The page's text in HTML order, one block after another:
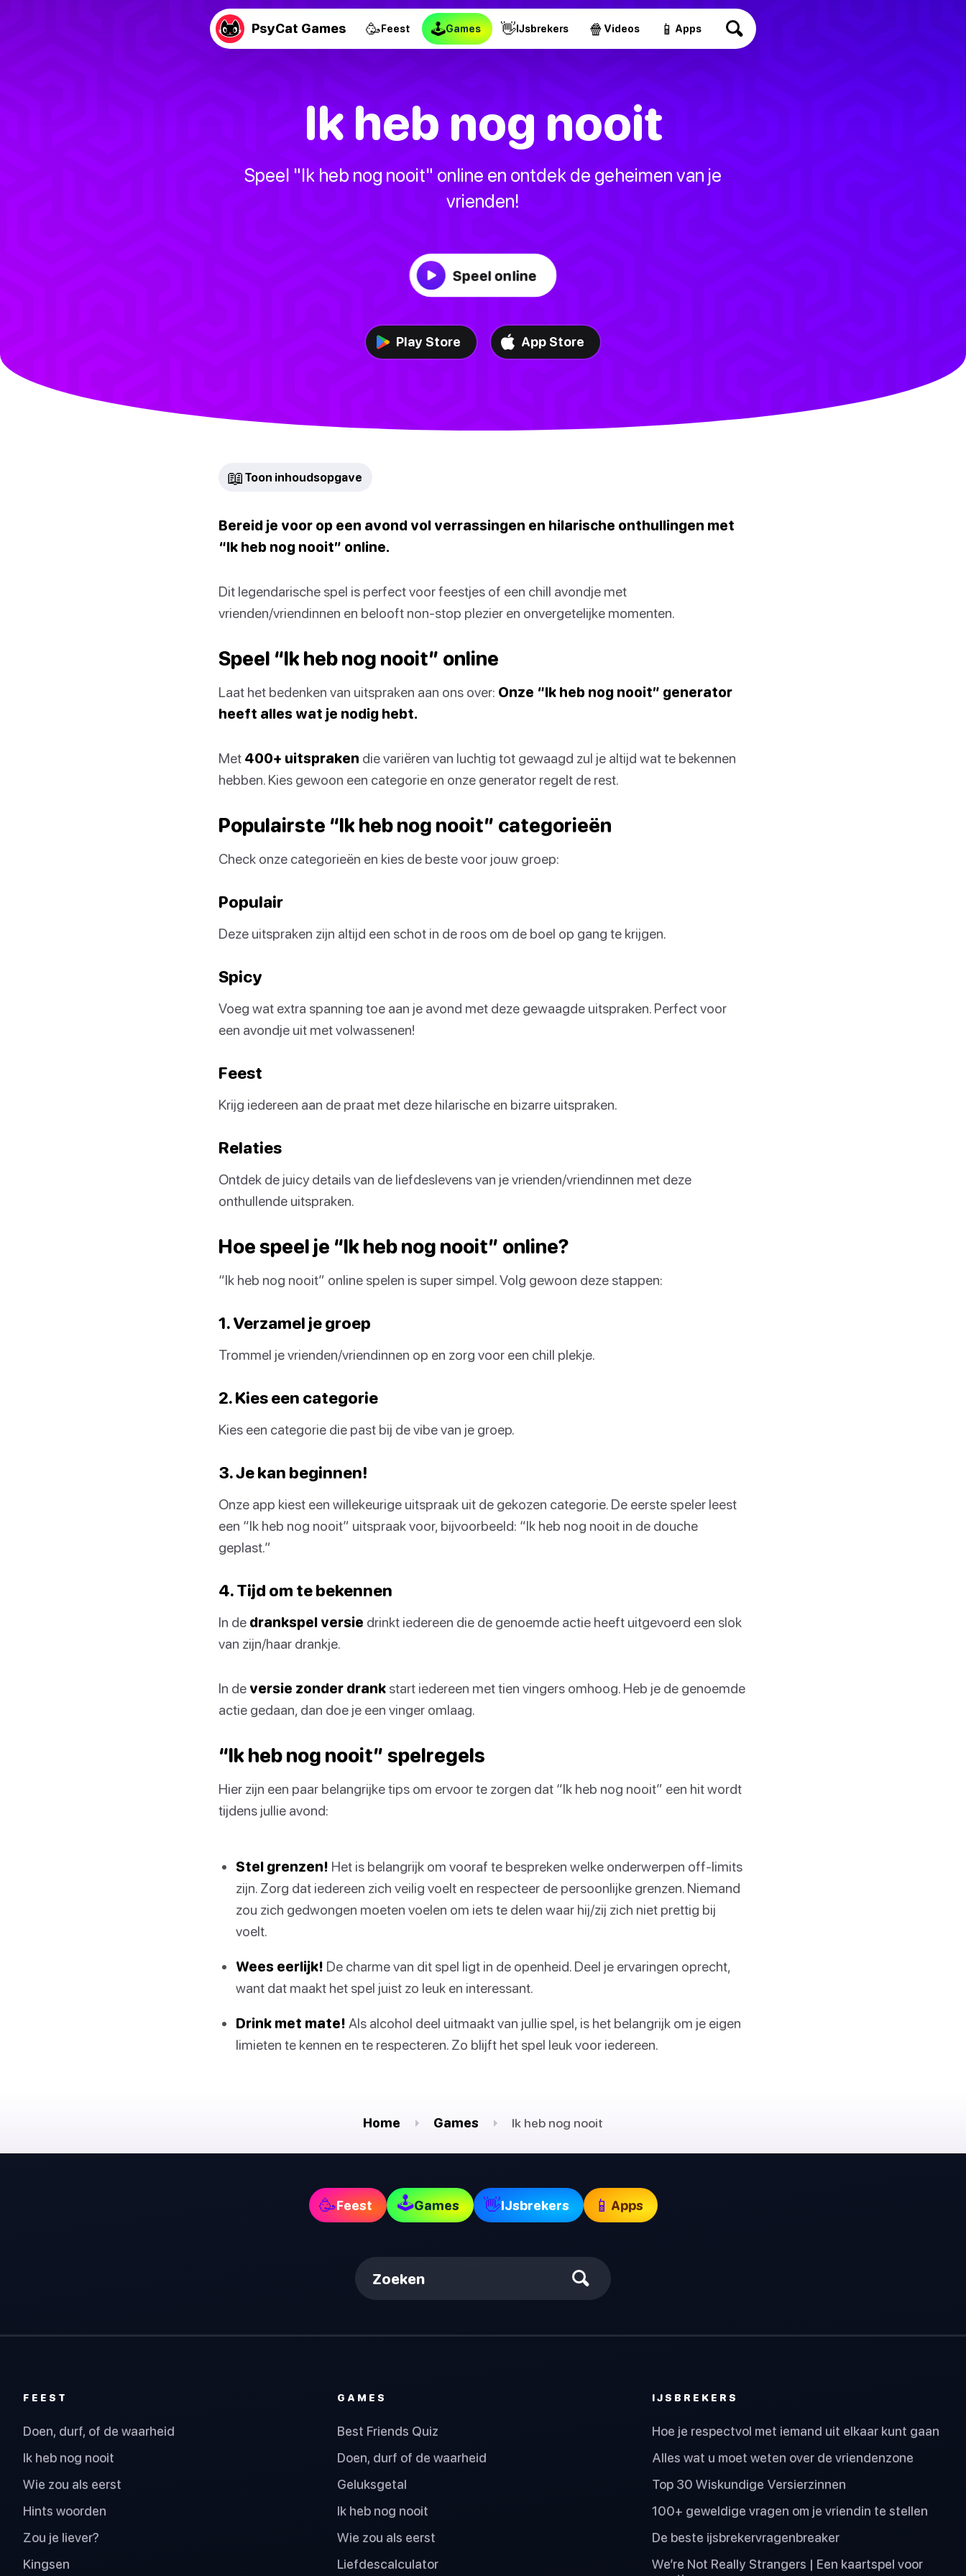
PsyCat Games 🥳Feest 🕹Games 👋IJsbrekers 🍿 Videos 📱 Apps
Ik heb nog nooit
Speel "Ik heb nog nooit" online en ontdek de geheimen van je
vrienden!
Speel online
Play Store App Store
📖 Toon inhoudsopgave
Bereid je voor op een avond vol verrassingen en hilarische onthullingen met
“Ik heb nog nooit” online.
Dit legendarische spel is perfect voor feestjes of een chill avondje met
vrienden/vriendinnen en belooft non-stop plezier en onvergetelijke momenten.
Speel “Ik heb nog nooit” online
Laat het bedenken van uitspraken aan ons over: Onze “Ik heb nog nooit” generator
heeft alles wat je nodig hebt.
Met 400+ uitspraken die variëren van luchtig tot gewaagd zul je altijd wat te bekennen
hebben. Kies gewoon een categorie en onze generator regelt de rest.
Populairste “Ik heb nog nooit” categorieën
Check onze categorieën en kies de beste voor jouw groep:
Populair
Deze uitspraken zijn altijd een schot in de roos om de boel op gang te krijgen.
Spicy
Voeg wat extra spanning toe aan je avond met deze gewaagde uitspraken. Perfect voor
een avondje uit met volwassenen!
Feest
Krijg iedereen aan de praat met deze hilarische en bizarre uitspraken.
Relaties
Ontdek de juicy details van de liefdeslevens van je vrienden/vriendinnen met deze
onthullende uitspraken.
Hoe speel je “Ik heb nog nooit” online?
“Ik heb nog nooit” online spelen is super simpel. Volg gewoon deze stappen:
1. Verzamel je groep
Trommel je vrienden/vriendinnen op en zorg voor een chill plekje.
2. Kies een categorie
Kies een categorie die past bij de vibe van je groep.
3. Je kan beginnen!
Onze app kiest een willekeurige uitspraak uit de gekozen categorie. De eerste speler leest
een “Ik heb nog nooit” uitspraak voor, bijvoorbeeld: “Ik heb nog nooit in de douche
geplast.”
4. Tijd om te bekennen
In de drankspel versie drinkt iedereen die de genoemde actie heeft uitgevoerd een slok
van zijn/haar drankje.
In de versie zonder drank start iedereen met tien vingers omhoog. Heb je de genoemde
actie gedaan, dan doe je een vinger omlaag.
“Ik heb nog nooit” spelregels
Hier zijn een paar belangrijke tips om ervoor te zorgen dat “Ik heb nog nooit” een hit wordt
tijdens jullie avond:
Stel grenzen! Het is belangrijk om vooraf te bespreken welke onderwerpen off-limits
zijn. Zorg dat iedereen zich veilig voelt en respecteer de persoonlijke grenzen. Niemand
zou zich gedwongen moeten voelen om iets te delen waar hij/zij zich niet prettig bij
voelt.
Wees eerlijk! De charme van dit spel ligt in de openheid. Deel je ervaringen oprecht,
want dat maakt het spel juist zo leuk en interessant.
Drink met mate! Als alcohol deel uitmaakt van jullie spel, is het belangrijk om je eigen
limieten te kennen en te respecteren. Zo blijft het spel leuk voor iedereen.
Home Games Ik heb nog nooit
🥳Feest 🕹Games 👋IJsbrekers 📱 Apps
Zoeken
FEEST
Doen, durf, of de waarheid
Ik heb nog nooit
Wie zou als eerst
Hints woorden
Zou je liever?
Kingsen
GAMES
Best Friends Quiz
Doen, durf of de waarheid
Geluksgetal
Ik heb nog nooit
Wie zou als eerst
Liefdescalculator
IJSBREKERS
Hoe je respectvol met iemand uit elkaar kunt gaan
Alles wat u moet weten over de vriendenzone
Top 30 Wiskundige Versierzinnen
100+ geweldige vragen om je vriendin te stellen
De beste ijsbrekervragenbreaker
We’re Not Really Strangers | Een kaartspel voor